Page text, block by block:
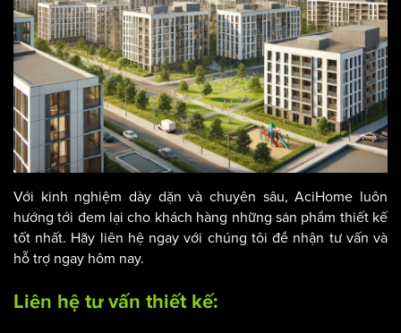
Với kinh nghiệm dày dặn và chuyên sâu, AciHome luôn
hướng tới đem lại cho khách hàng những sản phẩm thiết kế
tốt nhất. Hãy liên hệ ngay với chúng tôi để nhận tư vấn và
hỗ trợ ngay hôm nay.
Liên hệ tư vấn thiết kế: